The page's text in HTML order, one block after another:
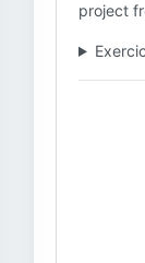
project